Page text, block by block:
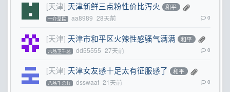
[天津] 天津新鲜三点粉性价比泻火 和平
一介草民 aa8989 28天前 0
[天津] 天津市和平区火辣性感骚气满满 和平
六品卫千总 dd55555 27天前 0
[天津] 天津女友感十足太有征服感了 和平
八品千总兵 dsswaaf 21天前 0